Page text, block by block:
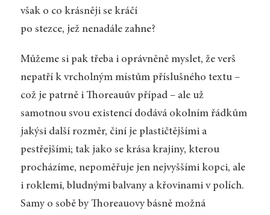
však o co krásněji se kráčí
po stezce, jež nenadále zahne?
Můžeme si pak třeba i oprávněně myslet, že verš
nepatří k vrcholným místům příslušného textu –
což je patrně i Thoreauův případ – ale už
samotnou svou existencí dodává okolním řádkům
jakýsi další rozměr, činí je plastičtějšími a
pestřejšími; tak jako se krása krajiny, kterou
procházíme, nepoměřuje jen nejvyššími kopci, ale
i roklemi, bludnými balvany a křovinami v polích.
Samy o sobě by Thoreauovy básně možná